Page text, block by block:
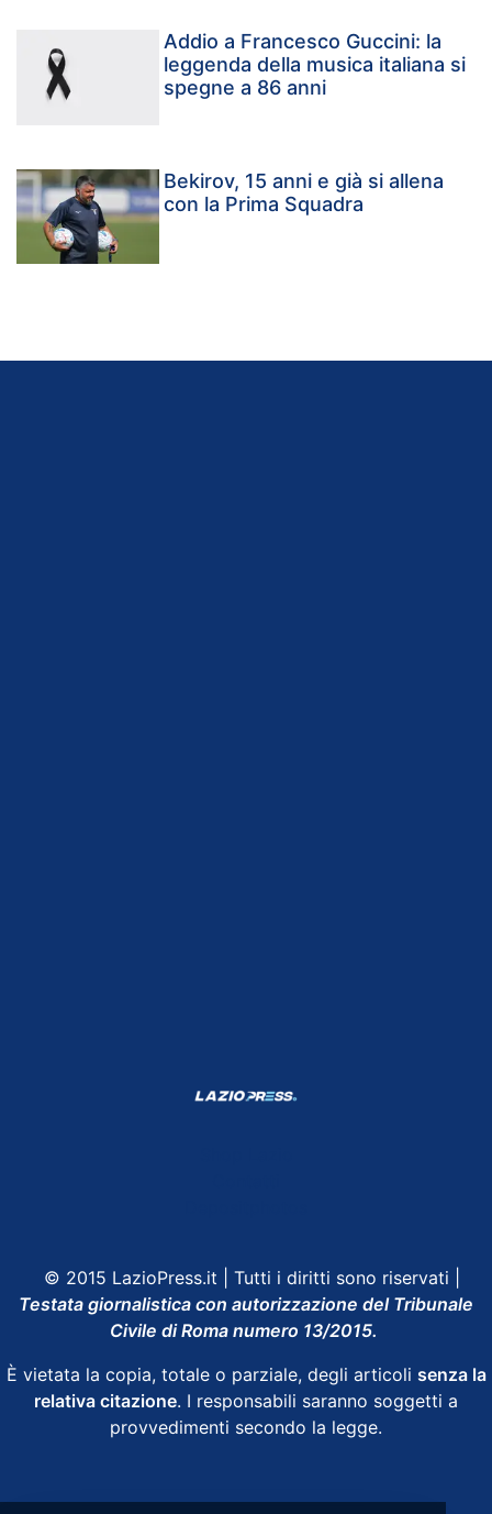
Addio a Francesco Guccini: la
leggenda della musica italiana si
spegne a 86 anni
Bekirov, 15 anni e già si allena
con la Prima Squadra
© 2015 LazioPress.it | Tutti i diritti sono riservati |
Testata giornalistica con autorizzazione del Tribunale
Civile di Roma numero 13/2015.
È vietata la copia, totale o parziale, degli articoli senza la
relativa citazione. I responsabili saranno soggetti a
provvedimenti secondo la legge.